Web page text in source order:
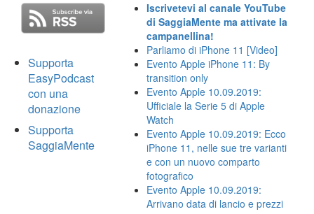
Supporta
EasyPodcast
con una
donazione
Supporta
SaggiaMente
Iscrivetevi al canale YouTube
di SaggiaMente ma attivate la
campanellina!
Parliamo di iPhone 11 [Video]
Evento Apple iPhone 11: By
transition only
Evento Apple 10.09.2019:
Ufficiale la Serie 5 di Apple
Watch
Evento Apple 10.09.2019: Ecco
iPhone 11, nelle sue tre varianti
e con un nuovo comparto
fotografico
Evento Apple 10.09.2019:
Arrivano data di lancio e prezzi